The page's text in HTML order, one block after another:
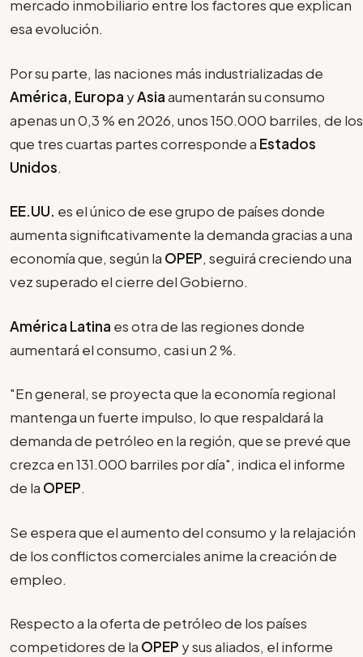
mercado inmobiliario entre los factores que explican
esa evolución.
Por su parte, las naciones más industrializadas de
América, Europa yAsiaaumentarán su consumo
apenas un 0,3 % en 2026, unos 150.000 barriles, de los
que tres cuartas partes corresponde a Estados
Unidos.
EE.UU. es el único de ese grupo de países donde
aumenta significativamente la demanda gracias a una
economía que, según la OPEP, seguirá creciendo una
vez superado el cierre del Gobierno.
América Latina es otra de las regiones donde
aumentará el consumo, casi un 2 %.
"En general, se proyecta que la economía regional
mantenga un fuerte impulso, lo que respaldará la
demanda de petróleo en la región, que se prevé que
crezca en 131.000 barriles por día", indica el informe
de la OPEP.
Se espera que el aumento del consumo y la relajación
de los conflictos comerciales anime la creación de
empleo.
Respecto a la oferta de petróleo de los países
competidores de la OPEP y sus aliados, el informe